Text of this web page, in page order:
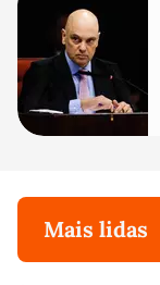
Mais lidas